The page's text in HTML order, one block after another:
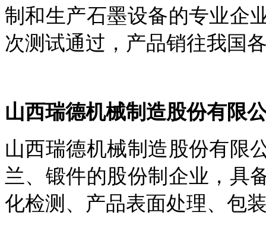
制和生产石墨设备的专业企
次测试通过，产品销往我国
山西瑞德机械制造股份有限
山西瑞德机械制造股份有限
兰、锻件的股份制企业，具
化检测、产品表面处理、包